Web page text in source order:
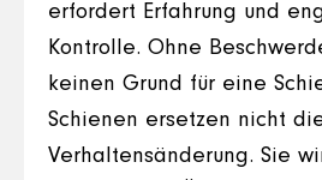
erfordert Erfahrung und
Kontrolle. Ohne
keinen Grund für eine
Schienen ersetzen nicht
Verhaltensänderung. Sie